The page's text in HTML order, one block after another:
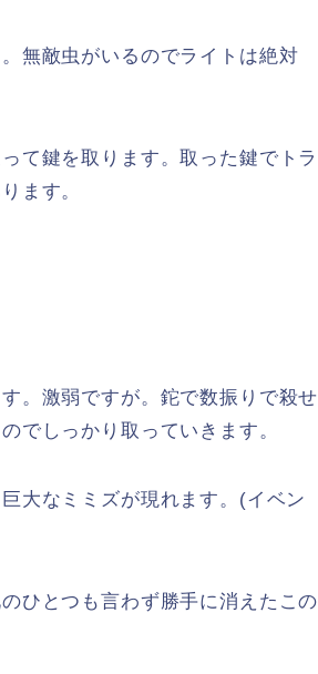
無敵虫がいるのでライトは絶対
て鍵を取ります。取った鍵でトラ
ます。
。激弱ですが。鉈で数振りで殺せ
でしっかり取っていきます。
大なミミズが現れます。(イベン
ひとつも言わず勝手に消えたこの